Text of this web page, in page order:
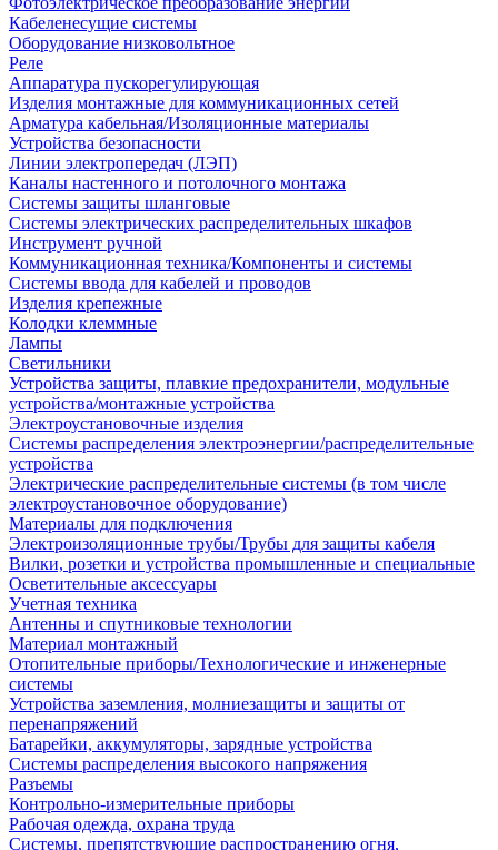
Кабеленесущие системы
Оборудование низковольтное
Реле
Аппаратура пускорегулирующая
Изделия монтажные для коммуникационных сетей
Арматура кабельная/Изоляционные материалы
Устройства безопасности
Линии электропередач (ЛЭП)
Каналы настенного и потолочного монтажа
Системы защиты шланговые
Системы электрических распределительных шкафов
Инструмент ручной
Коммуникационная техника/Компоненты и системы
Системы ввода для кабелей и проводов
Изделия крепежные
Колодки клеммные
Лампы
Светильники
Устройства защиты, плавкие предохранители, модульные
устройства/монтажные устройства
Электроустановочные изделия
Системы распределения электроэнергии/распределительные
устройства
Электрические распределительные системы (в том числе
электроустановочное оборудование)
Материалы для подключения
Электроизоляционные трубы/Трубы для защиты кабеля
Вилки, розетки и устройства промышленные и специальные
Осветительные аксессуары
Учетная техника
Антенны и спутниковые технологии
Материал монтажный
Отопительные приборы/Технологические и инженерные
системы
Устройства заземления, молниезащиты и защиты от
перенапряжений
Батарейки, аккумуляторы, зарядные устройства
Системы распределения высокого напряжения
Разъемы
Контрольно-измерительные приборы
Рабочая одежда, охрана труда
Системы, препятствующие распространению огня,